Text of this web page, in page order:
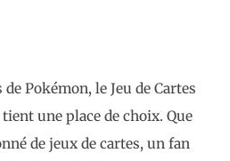
Pokémon, le Jeu de Cartes
une place de choix. Que
de jeux de cartes, un fan